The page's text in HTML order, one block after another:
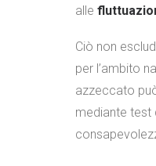
alle
Ciò non
per l’ambito
azzeccato
mediante test